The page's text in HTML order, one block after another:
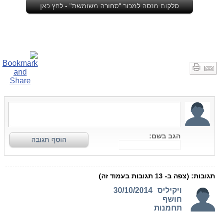
סלקום מנסה למכור "סחורה משומשת" - לחץ כאן